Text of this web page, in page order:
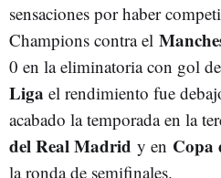
sensaciones por haber
Champions contra el
0 en la eliminatoria con gol
Liga el rendimiento fue
acabado la temporada en la
del Real Madrid y en Copa
la ronda de semifinales.